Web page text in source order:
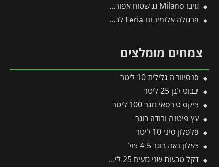
גזיבו Milano גג שטוח אפור כהה 3X3 מבית פלרם – Canopia
פרגולה אלומיניום Feria לבנה 3X5.5 מבית פלרם – Canopia
צמחים מומלצים
סנסיווריה גלילית 10 ליטר
ינבוט לבן 25 ליטר
ציקס טורסאי בוגר 100 ליטר
עץ פיטנה ורודה בוגר
פלפלון סיני 10 ליטר
צאלון נאה בוגר 4-5 צול
דקל טבעות שני גזעים 25 ליטר